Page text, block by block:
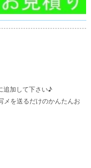
加して下さい♪
を送るだけのかんたんお